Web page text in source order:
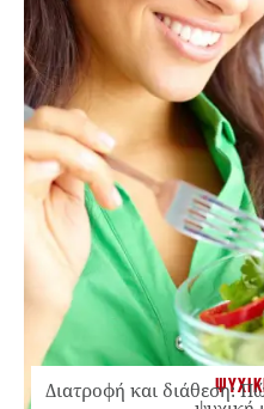
Διατροφή και διάθεση: